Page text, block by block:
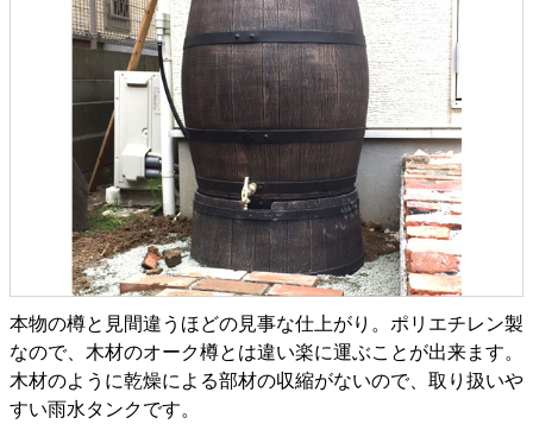
本物の樽と見間違うほどの見事な仕上がり。ポリエチレン製
なので、木材のオーク樽とは違い楽に運ぶことが出来ます。
木材のように乾燥による部材の収縮がないので、取り扱いや
すい雨水タンクです。